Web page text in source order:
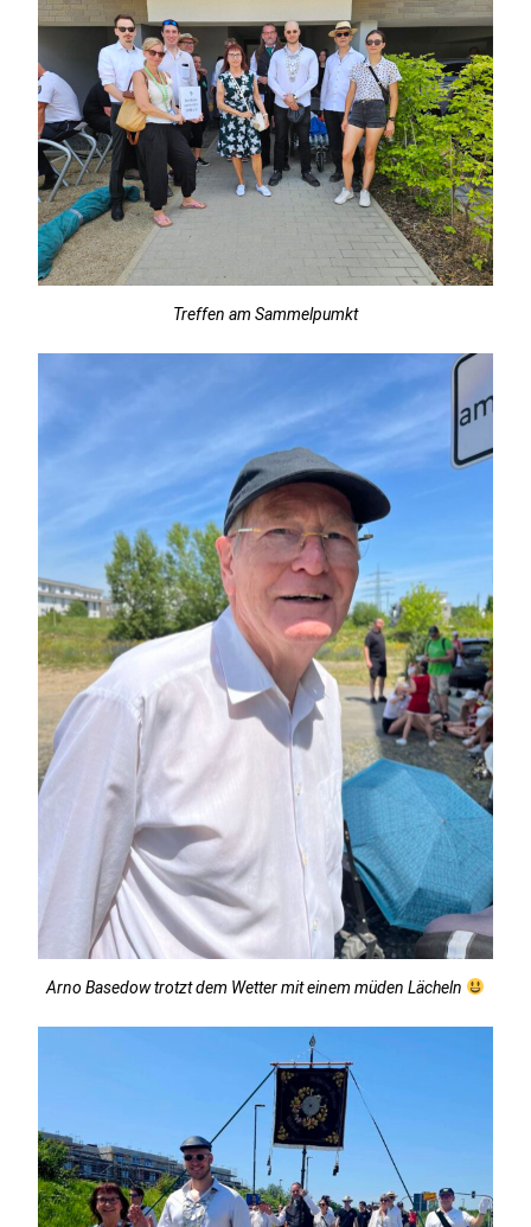
Treffen am Sammelpumkt
Arno Basedow trotzt dem Wetter mit einem müden Lächeln